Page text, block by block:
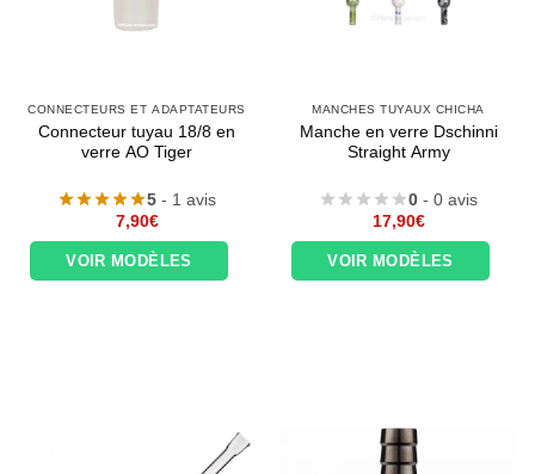
CONNECTEURS ET ADAPTATEURS
Connecteur tuyau 18/8 en
verre AO Tiger
5 - 1 avis
7,90€
VOIR MODÈLES
MANCHES TUYAUX CHICHA
Manche en verre Dschinni
Straight Army
0 - 0 avis
17,90€
VOIR MODÈLES